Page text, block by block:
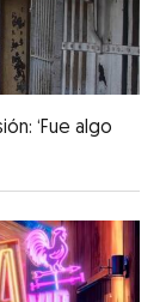
‘Fue algo